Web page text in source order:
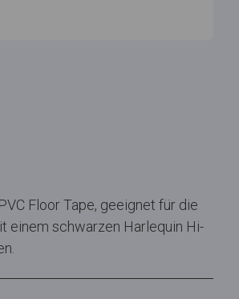
Floor Tape, geeignet für die
einem schwarzen Harlequin Hi-